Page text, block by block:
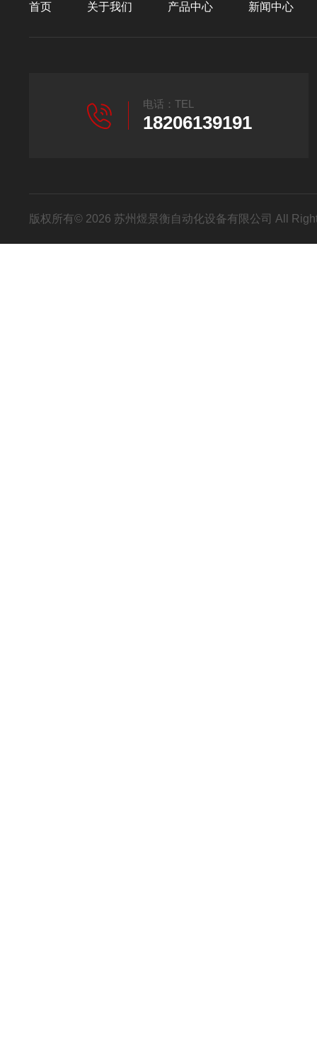
首页 关于我们 产品中心 新闻中心
电话：TEL
18206139191
版权所有© 2026 苏州煜景衡自动化设备有限公司 All